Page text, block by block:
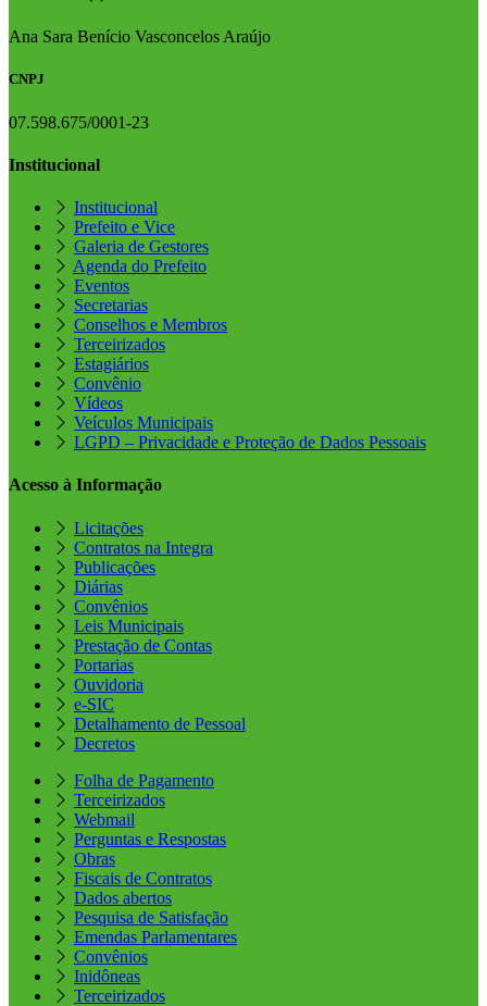
Ana Sara Benício Vasconcelos Araújo
CNPJ
07.598.675/0001-23
Institucional
Institucional
Prefeito e Vice
Galeria de Gestores
Agenda do Prefeito
Eventos
Secretarias
Conselhos e Membros
Terceirizados
Estagiários
Convênio
Vídeos
Veículos Municipais
LGPD – Privacidade e Proteção de Dados Pessoais
Acesso à Informação
Licitações
Contratos na Integra
Publicações
Diárias
Convênios
Leis Municipais
Prestação de Contas
Portarias
Ouvidoria
e-SIC
Detalhamento de Pessoal
Decretos
Folha de Pagamento
Terceirizados
Webmail
Perguntas e Respostas
Obras
Fiscais de Contratos
Dados abertos
Pesquisa de Satisfação
Emendas Parlamentares
Convênios
Inidôneas
Terceirizados